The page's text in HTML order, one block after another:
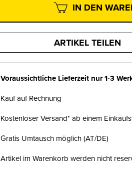
IN DEN
ARTIKEL TEILEN
Voraussichtliche Lieferzeit nur1-3
Kauf auf Rechnung
Kostenloser Versand* ab einem
Gratis Umtausch möglich (AT/DE)
Artikel im Warenkorb werden nicht